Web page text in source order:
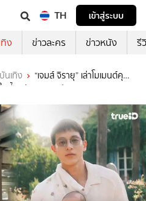
TH
เข้าสู่ระบบ
ง ข่าวละคร ข่าวหนัง รี
นเทิง
“เจมส์ จิรายุ” เล่าโมเมนต์คุณ
เลี้ยงกันสองคนกับภรรยา